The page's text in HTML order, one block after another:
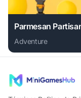
Parmesan
Adventure
Play Parmesan